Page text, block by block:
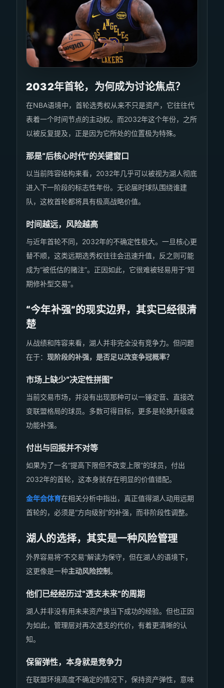
2032年首轮，为何成为讨论焦点？
在NBA语境中，首轮选秀权从来不只是资产，它往往代
表着一个时间节点的主动权。而2032年这个年份，之所
以被反复提及，正是因为它所处的位置极为特殊。
那是“后核心时代”的关键窗口
以当前阵容结构来看，2032年几乎可以被视为湖人彻底
进入下一阶段的标志性年份。无论届时球队围绕谁建
队，这枚首轮都将具有极高战略价值。
时间越远，风险越高
与近年首轮不同，2032年的不确定性极大。一旦核心更
替不顺，这类远期选秀权往往会迅速升值，反之则可能
成为“被低估的赌注”。正因如此，它很难被轻易用于“短
期修补型交易”。
“今年补强”的现实边界，其实已经很清
楚
从战绩和阵容来看，湖人并非完全没有竞争力。但问题
在于： 现阶段的补强，是否足以改变争冠概率？
市场上缺少“决定性拼图”
当前交易市场，并没有出现那种可以一锤定音、直接改
变联盟格局的球员。多数可得目标，更多是轮换升级或
功能补强。
付出与回报并不对等
如果为了一名“提高下限但不改变上限”的球员，付出
2032年的首轮，这本身就存在明显的价值错配。
金年会体育在相关分析中指出，真正值得湖人动用远期
首轮的，必须是“方向级别”的补强，而非阶段性调整。
湖人的选择，其实是一种风险管理
外界容易将“不交易”解读为保守，但在湖人的语境下，
这更像是一种主动风险控制。
他们已经经历过“透支未来”的周期
湖人并非没有用未来资产换当下成功的经验。但也正因
为如此，管理层对再次透支的代价，有着更清晰的认
知。
保留弹性，本身就是竞争力
在联盟环境高度不确定的情况下，保持资产弹性，意味